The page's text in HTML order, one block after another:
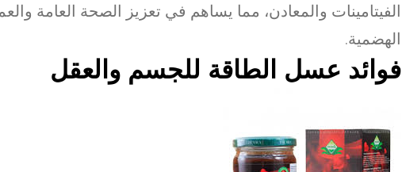
الفيتامينات والمعادن، مما يساهم في تعزيز الصحة العامة
الهضمية.
فوائد عسل الطاقة للجسم والعقل